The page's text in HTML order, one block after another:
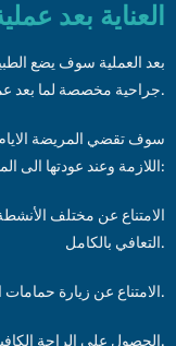
العناية بعد
بعد العملية سوف يضع
جراحية مخصصة لما بعد عمليات تجميل الثدي.
سوف تقضي المريضة الايام
اللازمة وعند عودتها الى المنزل يجب الالتزام بالنصائح التالية:
التعافي بالكامل.
-الامتناع عن زيارة حمامات السباحة والساونا.
-الحصول على الراحة الكافية لتسريع عملية الشفاء.